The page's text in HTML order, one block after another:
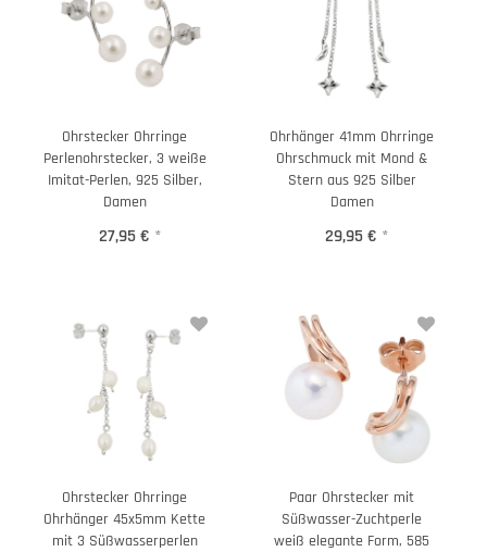
Ohrstecker Ohrringe
Perlenohrstecker, 3 weiße
Imitat-Perlen, 925 Silber,
Damen
27,95 € *
Ohrhänger 41mm Ohrringe
Ohrschmuck mit Mond &
Stern aus 925 Silber
Damen
29,95 € *
Ohrstecker Ohrringe
Ohrhänger 45x5mm Kette
mit 3 Süßwasserperlen
Paar Ohrstecker mit
Süßwasser-Zuchtperle
weiß elegante Form, 585